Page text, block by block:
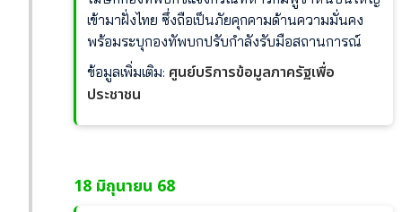
เข้ามาฝั่งไทย ซึ่งถือเป็นภัยคุกคามด้านความมั่นคง
พร้อมระบุกองทัพบกปรับกำลังรับมือสถานการณ์
ข้อมูลเพิ่มเติม: ศูนย์บริการข้อมูลภาครัฐเพื่อ
ประชาชน
18 มิถุนายน 68